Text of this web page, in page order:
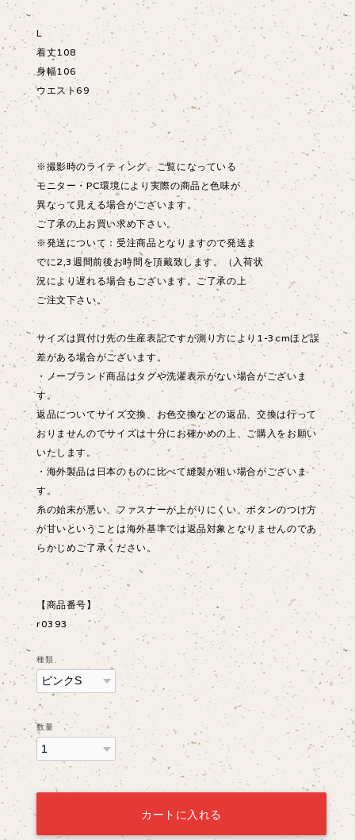
L
着丈108
身幅106
ウエスト69
※撮影時のライティング、ご覧になっている
モニター・PC環境により実際の商品と色味が
異なって見える場合がございます。
ご了承の上お買い求め下さい。
※発送について：受注商品となりますので発送ま
でに2,3週間前後お時間を頂戴致します。（入荷状
況により遅れる場合もございます。ご了承の上
ご注文下さい。
サイズは買付け先の生産表記ですが測り方により1-3cmほど誤
差がある場合がございます。
・ノーブランド商品はタグや洗濯表示がない場合がございま
す。
返品についてサイズ交換、お色交換などの返品、交換は行って
おりませんのでサイズは十分にお確かめの上、ご購入をお願い
いたします。
・海外製品は日本のものに比べて縫製が粗い場合がございま
す。
糸の始末が悪い、ファスナーが上がりにくい、ボタンのつけ方
が甘いということは海外基準では返品対象となりませんのであ
らかじめご了承ください。
【商品番号】
r0393
種類
数量
カートに入れる